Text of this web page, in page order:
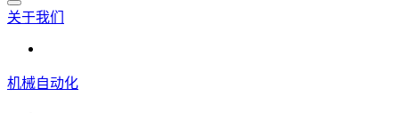
关于我们
机械自动化